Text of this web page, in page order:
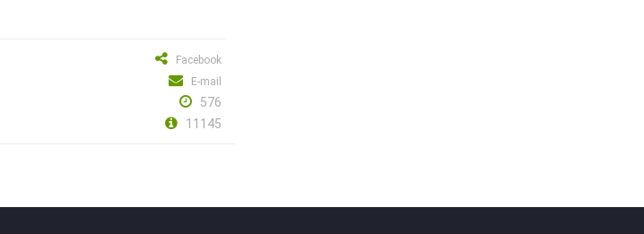
Facebook
E-mail
576
11145